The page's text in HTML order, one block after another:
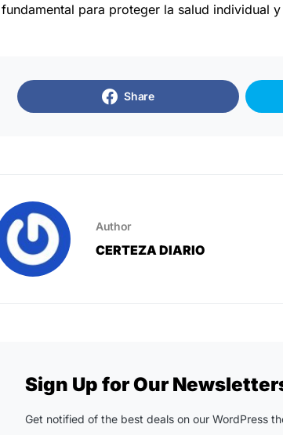
fundamental para proteger la salud individual
Share
Author
CERTEZA DIARIO
Sign Up for Our
Get notified of the best deals on our WordPress